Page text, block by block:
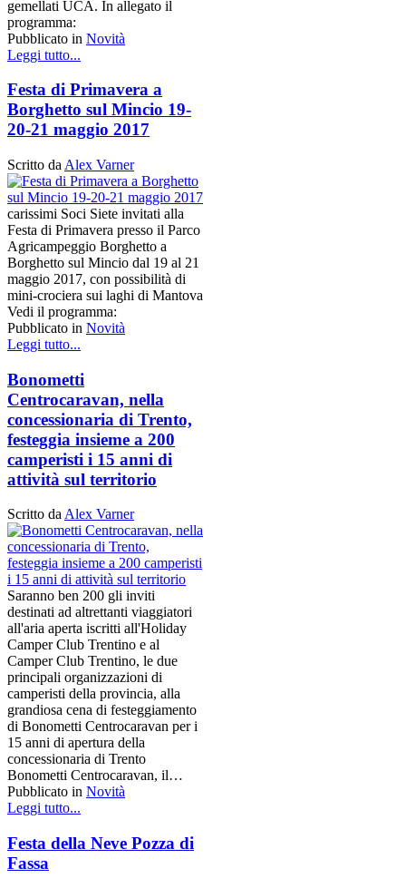
gemellati UCA. In allegato il
programma:
Pubblicato in Novità
Leggi tutto...
Festa di Primavera a
Borghetto sul Mincio 19-
20-21 maggio 2017
Scritto da Alex Varner
carissimi Soci Siete invitati alla
Festa di Primavera presso il Parco
Agricampeggio Borghetto a
Borghetto sul Mincio dal 19 al 21
maggio 2017, con possibilità di
mini-crociera sui laghi di Mantova
Vedi il programma:
Pubblicato in Novità
Leggi tutto...
Bonometti
Centrocaravan, nella
concessionaria di Trento,
festeggia insieme a 200
camperisti i 15 anni di
attività sul territorio
Scritto daAlex Varner
Saranno ben 200 gli inviti
destinati ad altrettanti viaggiatori
all'aria aperta iscritti all'Holiday
Camper Club Trentino e al
Camper Club Trentino, le due
principali organizzazioni di
camperisti della provincia, alla
grandiosa cena di festeggiamento
di Bonometti Centrocaravan per i
15 anni di apertura della
concessionaria di Trento
Bonometti Centrocaravan, il…
Pubblicato in Novità
Leggi tutto...
Festa della Neve Pozza di
Fassa